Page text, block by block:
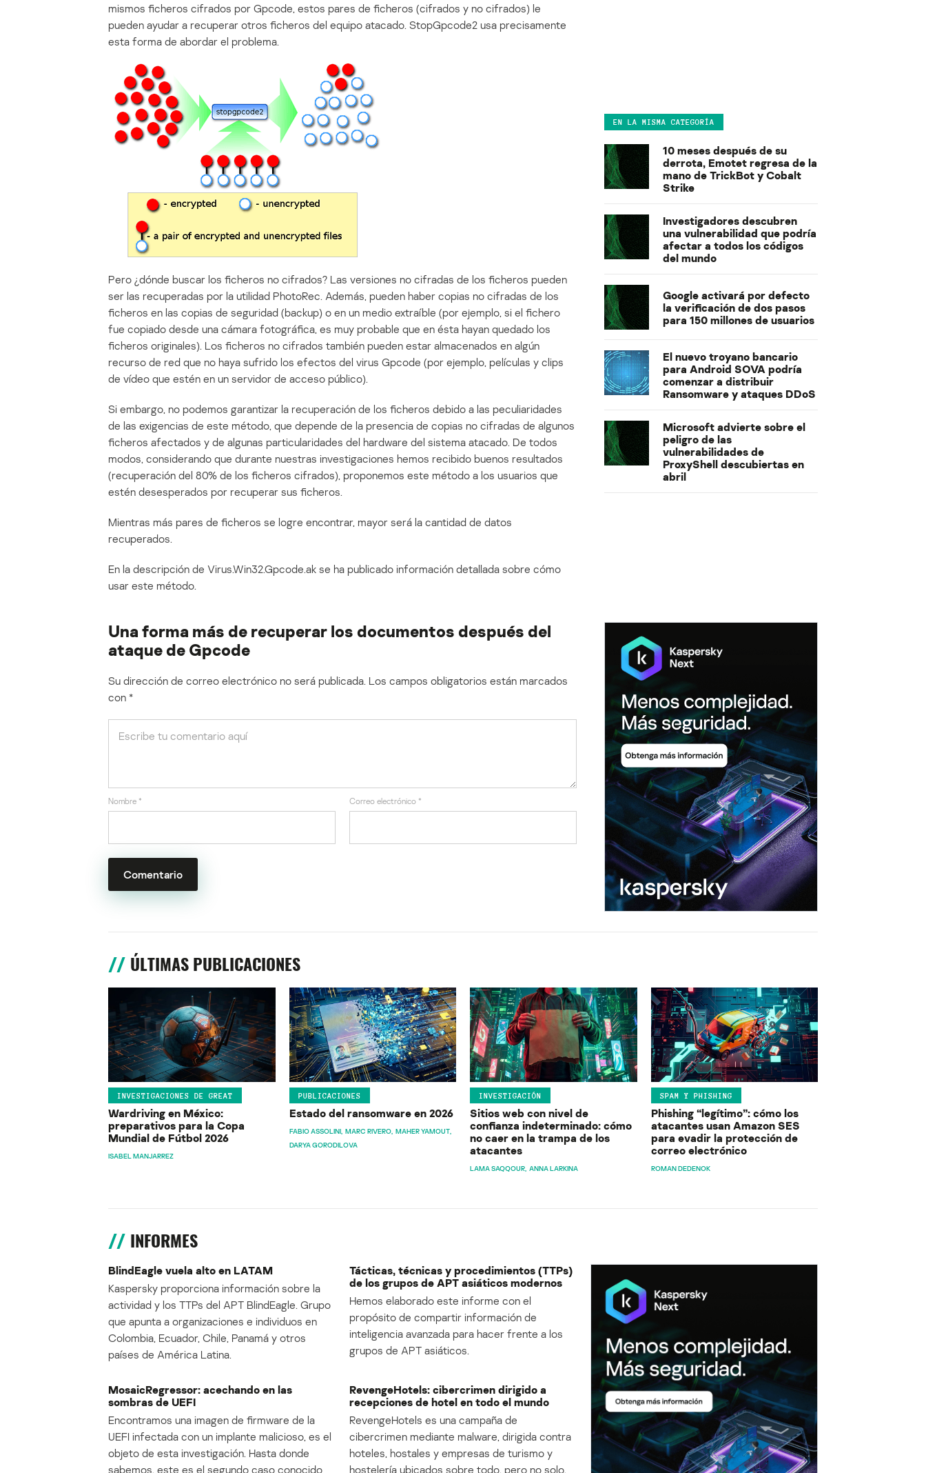
mismos ficheros cifrados por Gpcode, estos pares de ficheros (cifrados y no cifrados) le
pueden ayudar a recuperar otros ficheros del equipo atacado. StopGpcode2 usa precisamente
esta forma de abordar el problema.
Pero ¿dónde buscar los ficheros no cifrados? Las versiones no cifradas de los ficheros pueden
ser las recuperadas por la utilidad PhotoRec. Además, pueden haber copias no cifradas de los
ficheros en las copias de seguridad (backup) o en un medio extraíble (por ejemplo, si el fichero
fue copiado desde una cámara fotográfica, es muy probable que en ésta hayan quedado los
ficheros originales). Los ficheros no cifrados también pueden estar almacenados en algún
recurso de red que no haya sufrido los efectos del virus Gpcode (por ejemplo, películas y clips
de vídeo que estén en un servidor de acceso público).
Si embargo, no podemos garantizar la recuperación de los ficheros debido a las peculiaridades
de las exigencias de este método, que depende de la presencia de copias no cifradas de algunos
ficheros afectados y de algunas particularidades del hardware del sistema atacado. De todos
modos, considerando que durante nuestras investigaciones hemos recibido buenos resultados
(recuperación del 80% de los ficheros cifrados), proponemos este método a los usuarios que
estén desesperados por recuperar sus ficheros.
Mientras más pares de ficheros se logre encontrar, mayor será la cantidad de datos
recuperados.
En la descripción de Virus.Win32.Gpcode.ak se ha publicado información detallada sobre cómo
usar este método.
Una forma más de recuperar los documentos después del
ataque de Gpcode
Su dirección de correo electrónico no será publicada. Los campos obligatorios están marcados
con *
Nombre * Correo electrónico *
EN LA MISMA CATEGORÍA
10 meses después de su
derrota, Emotet regresa de la
mano de TrickBot y Cobalt
Strike
Investigadores descubren
una vulnerabilidad que podría
afectar a todos los códigos
del mundo
Google activará por defecto
la verificación de dos pasos
para 150 millones de usuarios
El nuevo troyano bancario
para Android SOVA podría
comenzar a distribuir
Ransomware y ataques DDoS
Microsoft advierte sobre el
peligro de las
vulnerabilidades de
ProxyShell descubiertas en
abril
ÚLTIMAS PUBLICACIONES
INVESTIGACIONES DE GREAT
Wardriving en México:
preparativos para la Copa
Mundial de Fútbol 2026
ISABEL MANJARREZ
PUBLICACIONES
Estado del ransomware en 2026
FABIO ASSOLINI MARC RIVERO MAHER YAMOUT
DARYA GORODILOVA
INVESTIGACIÓN
Sitios web con nivel de
confianza indeterminado: cómo
no caer en la trampa de los
atacantes
LAMA SAQQOUR ANNA LARKINA
SPAM Y PHISHING
Phishing “legítimo”: cómo los
atacantes usan Amazon SES
para evadir la protección de
correo electrónico
ROMAN DEDENOK
INFORMES
BlindEagle vuela alto en LATAM
Kaspersky proporciona información sobre la
actividad y los TTPs del APT BlindEagle. Grupo
que apunta a organizaciones e individuos en
Colombia, Ecuador, Chile, Panamá y otros
países de América Latina.
Tácticas, técnicas y procedimientos (TTPs)
de los grupos de APT asiáticos modernos
Hemos elaborado este informe con el
propósito de compartir información de
inteligencia avanzada para hacer frente a los
grupos de APT asiáticos.
MosaicRegressor: acechando en las
sombras de UEFI
Encontramos una imagen de firmware de la
UEFI infectada con un implante malicioso, es el
objeto de esta investigación. Hasta donde
sabemos, este es el segundo caso conocido
RevengeHotels: cibercrimen dirigido a
recepciones de hotel en todo el mundo
RevengeHotels es una campaña de
cibercrimen mediante malware, dirigida contra
hoteles, hostales y empresas de turismo y
hostelería ubicados sobre todo, pero no solo,